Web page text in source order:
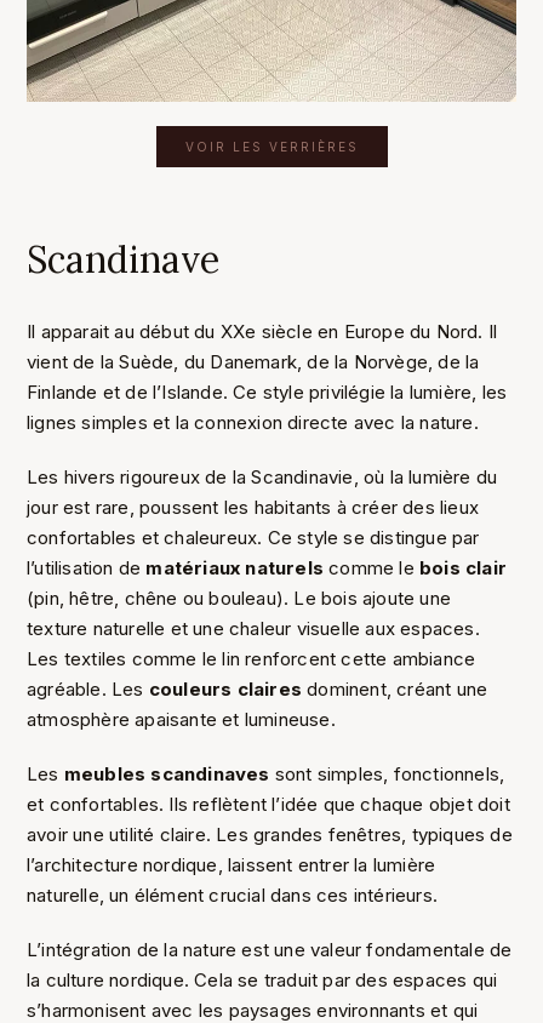
VOIR LES VERRIÈRES
Scandinave
Il apparait au début du XXe siècle en Europe du Nord. Il
vient de la Suède, du Danemark, de la Norvège, de la
Finlande et de l’Islande. Ce style privilégie la lumière, les
lignes simples et la connexion directe avec la nature.
Les hivers rigoureux de la Scandinavie, où la lumière du
jour est rare, poussent les habitants à créer des lieux
confortables et chaleureux. Ce style se distingue par
l’utilisation de matériaux naturels comme le bois clair
(pin, hêtre, chêne ou bouleau). Le bois ajoute une
texture naturelle et une chaleur visuelle aux espaces.
Les textiles comme le lin renforcent cette ambiance
agréable. Les couleurs claires dominent, créant une
atmosphère apaisante et lumineuse.
Les meubles scandinaves sont simples, fonctionnels,
et confortables. Ils reflètent l’idée que chaque objet doit
avoir une utilité claire. Les grandes fenêtres, typiques de
l’architecture nordique, laissent entrer la lumière
naturelle, un élément crucial dans ces intérieurs.
L’intégration de la nature est une valeur fondamentale de
la culture nordique. Cela se traduit par des espaces qui
s’harmonisent avec les paysages environnants et qui